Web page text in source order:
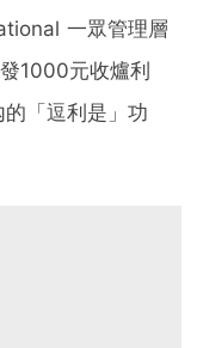
一眾管理層
1000元收爐利
「逗利是」功